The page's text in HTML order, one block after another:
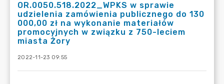
OR.0050.518.2022_WPKS w sprawie
udzielenia zamówienia publicznego do 130
000,00 zł na wykonanie materiałów
promocyjnych w związku z 750-leciem
miasta Żory
2022-11-23 09:55